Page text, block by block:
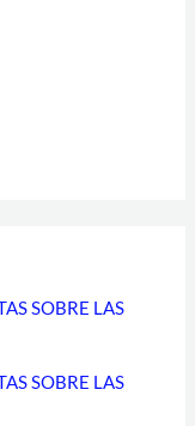
SOBRE LAS
SOBRE LAS